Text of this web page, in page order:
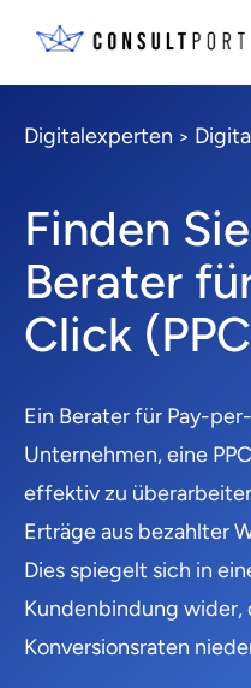
Digitalexperten >
Finden
Berater
Click
Ein Berater für Pay-
Unternehmen, eine
effektiv zu
Erträge aus bezahlter
Dies spiegelt sich in
Kundenbindung wider,
Konversionsraten